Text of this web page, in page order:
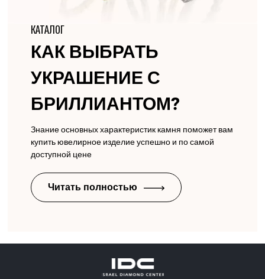
КАТАЛОГ
КАК ВЫБРАТЬ
УКРАШЕНИЕ С
БРИЛЛИАНТОМ?
Знание основных характеристик камня поможет вам
купить ювелирное изделие успешно и по самой
доступной цене
Читать полностью